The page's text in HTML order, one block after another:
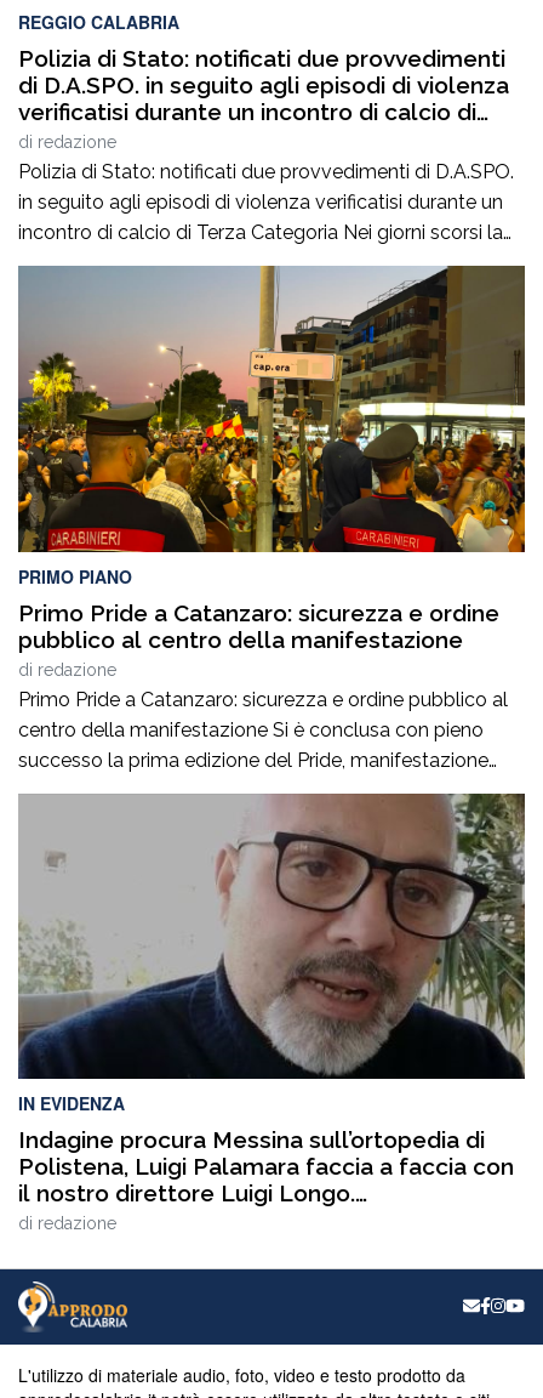
REGGIO CALABRIA
Polizia di Stato: notificati due provvedimenti
di D.A.SPO. in seguito agli episodi di violenza
verificatisi durante un incontro di calcio di
Terza Categoria
di redazione
Polizia di Stato: notificati due provvedimenti di D.A.SPO.
in seguito agli episodi di violenza verificatisi durante un
incontro di calcio di Terza Categoria Nei giorni scorsi la
Polizia di Stato ha notificato due provvedimenti di
Divieto di Accesso alle Manifestazioni Sportive
(D.A.SPO.), emessi dalla Questura di Reggio Calabria alla
fine del mese di luglio, nei […]
PRIMO PIANO
Primo Pride a Catanzaro: sicurezza e ordine
pubblico al centro della manifestazione
di redazione
Primo Pride a Catanzaro: sicurezza e ordine pubblico al
centro della manifestazione Si è conclusa con pieno
successo la prima edizione del Pride, manifestazione
accompagnata da un ricco programma di eventi
collaterali, tra cui AperiPride, presentazioni di libri, incontri
culturali, dibattiti, talk e momenti di confronto ospitati a
Catanzaro, con interventi e riflessioni dedicati ai […]
IN EVIDENZA
Indagine procura Messina sull’ortopedia di
Polistena, Luigi Palamara faccia a faccia con
il nostro direttore Luigi Longo.
VIDEOINTERVISTA
di redazione
L'utilizzo di materiale audio, foto, video e testo prodotto da